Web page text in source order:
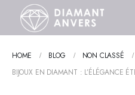
HOME BLOG
NON CLASSÉ
BIJOUX EN DIAMANT : L’ÉLÉGANCE